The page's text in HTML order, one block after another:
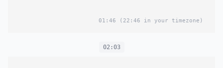
01:46 (22:46 in your timezone)
02:03